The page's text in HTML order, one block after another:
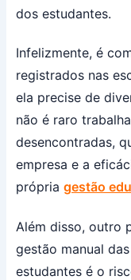
dos estudantes.
Infelizmente, é
registrados nas
ela precise de
não é raro
desencontradas,
empresa e a
própria gestão
Além disso, outro
gestão manual
estudantes é o